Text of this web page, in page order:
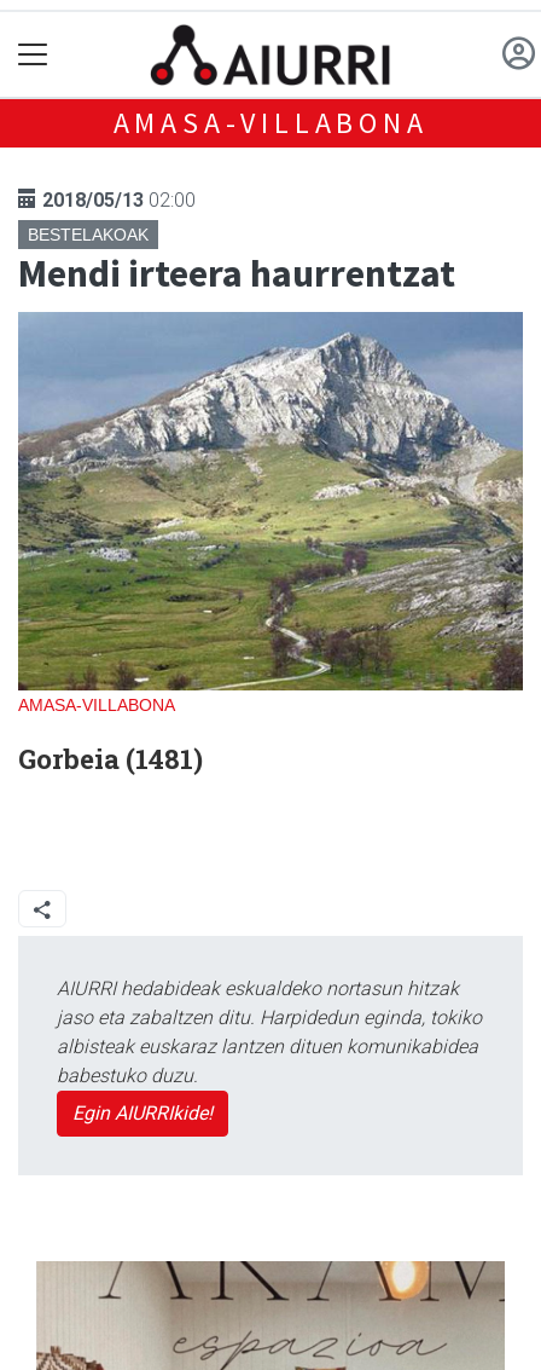
AMASA-VILLABONA
2018/05/13 02:00
BESTELAKOAK
Mendi irteera haurrentzat
AMASA-VILLABONA
Gorbeia (1481)
AIURRI hedabideak eskualdeko nortasun hitzak
jaso eta zabaltzen ditu. Harpidedun eginda, tokiko
albisteak euskaraz lantzen dituen komunikabidea
babestuko duzu.
Egin AIURRIkide!